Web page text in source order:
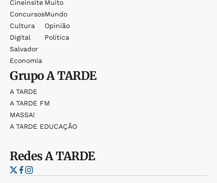
Cineinsite
Concursos
Cultura
Digital
Salvador
Economia
Muito
Mundo
Opinião
Política
GrupoA TARDE
A TARDE
A TARDE FM
MASSA!
A TARDE EDUCAÇÃO
RedesA TARDE